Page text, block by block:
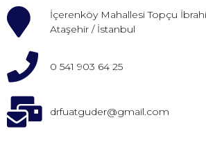
İçerenköy Mahallesi Topçu
Ataşehir / İstanbul
0 541 903 64 25
drfuatguder@gmail.com